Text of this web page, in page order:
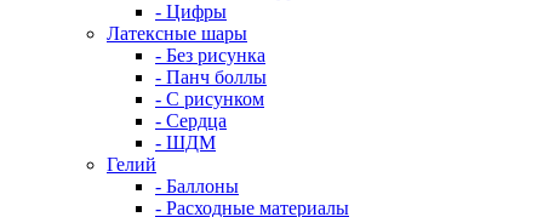
- Цифры
Латексные шары
- Без рисунка
- Панч боллы
- С рисунком
- Сердца
- ШДМ
Гелий
- Баллоны
- Расходные материалы